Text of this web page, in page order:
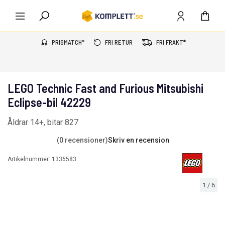
PRISMATCH* FRI RETUR FRI FRAKT*
1 / 6
LEGO Technic Fast and Furious Mitsubishi
Eclipse-bil 42229
Åldrar 14+, bitar 827
(0 recensioner)Skriv en recension
Artikelnummer: 1336583